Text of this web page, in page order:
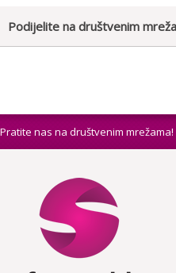
Podijelite na društvenim
Pratite nas na društvenim mrežama!